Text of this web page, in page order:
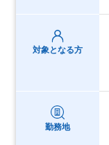
対象となる方
勤務地